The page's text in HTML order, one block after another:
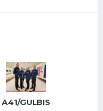
A41/GULBIS